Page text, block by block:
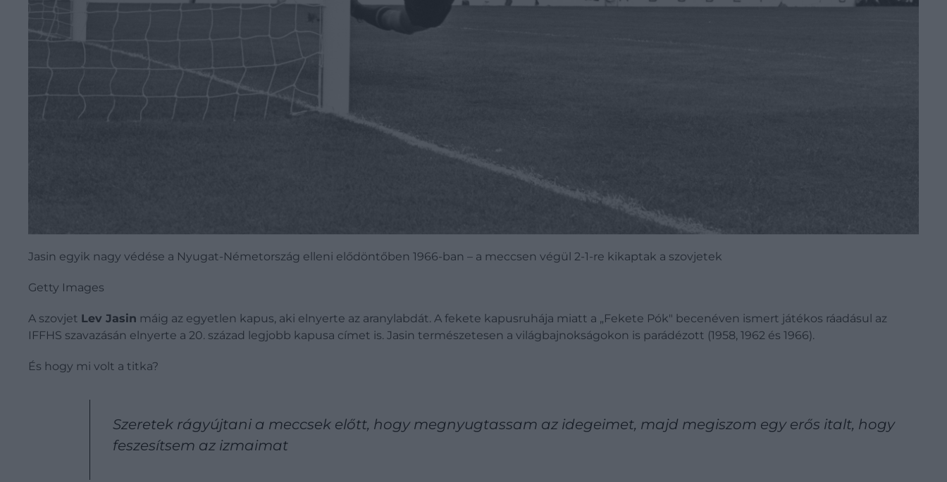
Jasin egyik nagy védése a Nyugat-Németország elleni elődöntőben 1966-ban – a meccsen végül 2-1-re kikaptak a szovjetek
Getty Images
A szovjet Lev Jasin máig az egyetlen kapus, aki elnyerte az aranylabdát. A fekete kapusruhája miatt a „Fekete Pók" becenéven ismert játékos ráadásul az
IFFHS szavazásán elnyerte a 20. század legjobb kapusa címet is. Jasin természetesen a világbajnokságokon is parádézott (1958, 1962 és 1966).
És hogy mi volt a titka?
Szeretek rágyújtani a meccsek előtt, hogy megnyugtassam az idegeimet, majd megiszom egy erős italt, hogy
feszesítsem az izmaimat